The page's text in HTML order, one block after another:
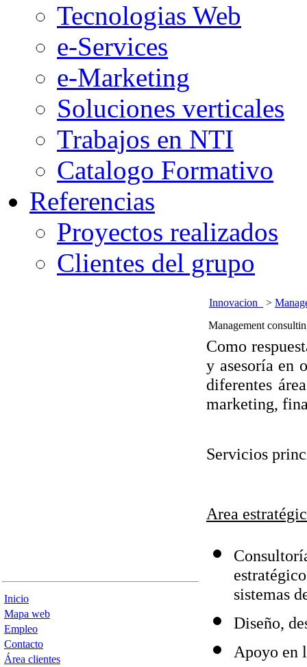
Tecnologias Web
e-Services
e-Marketing
Soluciones verticales
Trabajos en NTI
Catalogo Formativo
Referencias
Proyectos realizados
Clientes del grupo
Inicio
Mapa web
Empleo
Contacto
Área clientes
Innovacion >
Management
Como
y asesoría en
diferentes
marketing,
Servicios
Area
sistemas
Diseño,
Apoyo en